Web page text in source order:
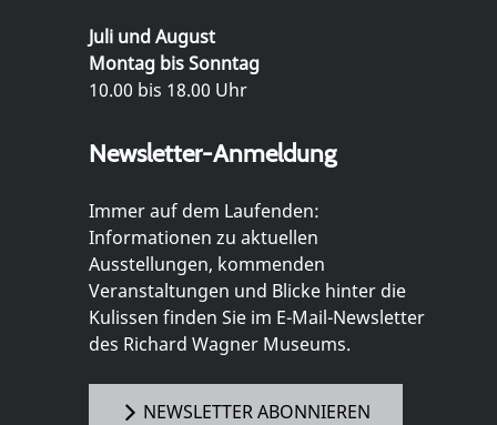
Juli und August
Montag bis Sonntag
10.00 bis 18.00 Uhr
Newsletter-Anmeldung
Immer auf dem Laufenden:
Informationen zu aktuellen
Ausstellungen, kommenden
Veranstaltungen und Blicke hinter die
Kulissen finden Sie im E-Mail-Newsletter
des Richard Wagner Museums.
NEWSLETTER ABONNIEREN